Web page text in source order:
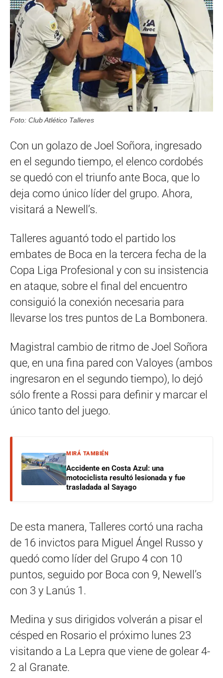
Foto: Club Atlético Talleres
Con un golazo de Joel Soñora, ingresado
en el segundo tiempo, el elenco cordobés
se quedó con el triunfo ante Boca, que lo
deja como único líder del grupo. Ahora,
visitará a Newell’s.
Talleres aguantó todo el partido los
embates de Boca en la tercera fecha de la
Copa Liga Profesional y con su insistencia
en ataque, sobre el final del encuentro
consiguió la conexión necesaria para
llevarse los tres puntos de La Bombonera.
Magistral cambio de ritmo de Joel Soñora
que, en una fina pared con Valoyes (ambos
ingresaron en el segundo tiempo), lo dejó
sólo frente a Rossi para definir y marcar el
único tanto del juego.
MIRÁ TAMBIÉN
Accidente en Costa Azul: una
motociclista resultó lesionada y fue
trasladada al Sayago
De esta manera, Talleres cortó una racha
de 16 invictos para Miguel Ángel Russo y
quedó como líder del Grupo 4 con 10
puntos, seguido por Boca con 9, Newell’s
con 3 y Lanús 1.
Medina y sus dirigidos volverán a pisar el
césped en Rosario el próximo lunes 23
visitando a La Lepra que viene de golear 4-
2 al Granate.